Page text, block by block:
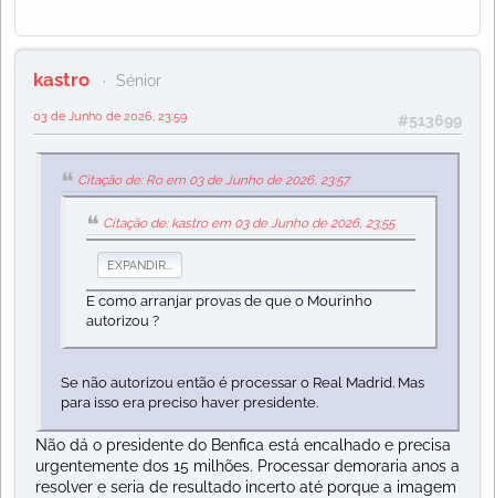
kastro Sénior
#513699
03 de Junho de 2026, 23:59
Citação de: Ró em 03 de Junho de 2026, 23:57
Citação de: kastro em 03 de Junho de 2026, 23:55
EXPANDIR...
E como arranjar provas de que o Mourinho
autorizou ?
Se não autorizou então é processar o Real Madrid. Mas
para isso era preciso haver presidente.
Não dá o presidente do Benfica está encalhado e precisa
urgentemente dos 15 milhões. Processar demoraria anos a
resolver e seria de resultado incerto até porque a imagem